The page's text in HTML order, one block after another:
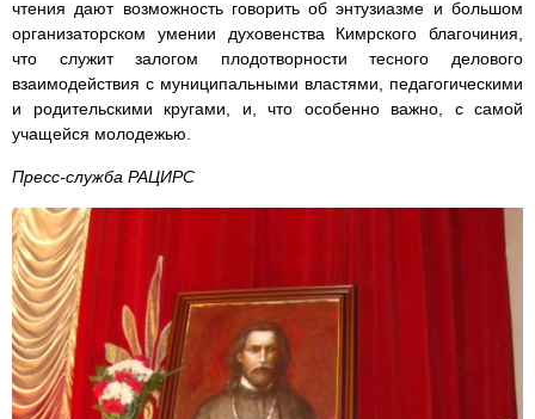
чтения дают возможность говорить об энтузиазме и большом
организаторском умении духовенства Кимрского благочиния,
что служит залогом плодотворности тесного делового
взаимодействия с муниципальными властями, педагогическими
и родительскими кругами, и, что особенно важно, с самой
учащейся молодежью.
Пресс-служба РАЦИРС